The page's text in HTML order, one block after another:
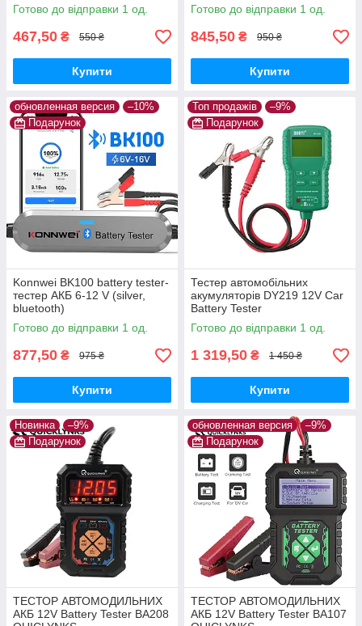
Готово до відправки 1 од.
467,50 ₴ 550 ₴
Купити
Готово до відправки 1 од.
845,50 ₴ 950 ₴
Купити
обновленная версия
–10%
Подарунок
Konnwei BK100 battery tester-
тестер АКБ 6-12 V (silver,
bluetooth)
Готово до відправки 1 од.
877,50 ₴ 975 ₴
Купити
Топ продажів
–9%
Подарунок
Тестер автомобільних
акумуляторів DY219 12V Car
Battery Tester
Готово до відправки 1 од.
1 319,50 ₴ 1 450 ₴
Купити
Новинка
–9%
Подарунок
ТЕСТОР АВТОМОДИЛЬНИХ
АКБ 12V Battery Tester BA208
обновленная версия
–9%
Подарунок
ТЕСТОР АВТОМОДИЛЬНИХ
АКБ 12V Battery Tester BA107